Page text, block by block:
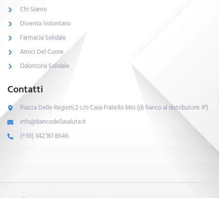
Chi Siamo
Diventa Volontario
Farmacia Solidale
Amici Del Cuore
Odontoria Solidale
Contatti
Piazza Delle Regioni,2 c/o Casa Fratello Mio (di fianco al distributore IP)
info@bancodellasalute.it
(+39) 342 161 8646